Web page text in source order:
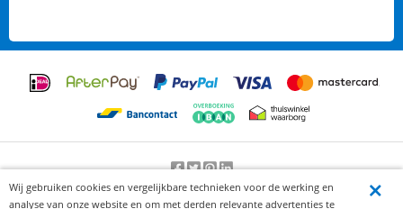
Beoordeling door klanten:9.2/10-25000beoordelingen
Wij gebruiken cookies en vergelijkbare technieken voor de werking en
analyse van onze website en om met derden relevante advertenties te